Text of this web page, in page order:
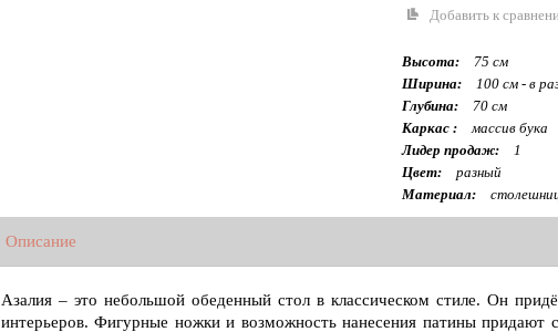
Добавить к
Высота:
75 см
Ширина:
100 см - в
Глубина:
70 см
Каркас :
массив бука
Лидер продаж:
1
Цвет:
разный
Материал:
Описание
Азалия – это небольшой обеденный стол в классическом стиле. Он
интерьеров. Фигурные ножки и возможность нанесения патины придают